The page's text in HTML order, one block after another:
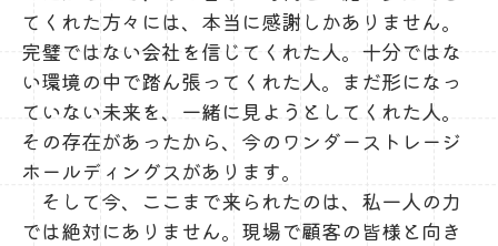
てくれた方々には、本当に感謝しかありません。
完璧ではない会社を信じてくれた人。十分ではな
い環境の中で踏ん張ってくれた人。まだ形になっ
ていない未来を、一緒に見ようとしてくれた人。
その存在があったから、今のワンダーストレージ
ホールディングスがあります。
そして今、ここまで来られたのは、私一人の力
では絶対にありません。現場で顧客の皆様と向き